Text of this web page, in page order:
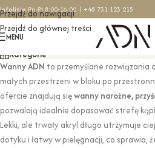
Przejdź do nawigacji
Przejdź do głównej treści
Infolinia Pn-Pt 8:00-16:00 | +48 731 123 215
MENU
Wanny przyścienne
Kategorie
Wanny ADN to przemyślane rozwiązania
małych przestrzeni w bloku po
ofercie znajdują sięwanny narożne,
pozwalają idealnie dopasować strefę
Lekki, ale trwały akryl długo utrzymuje
dotyku i łatwy w pielęgnacji, co sprawia,